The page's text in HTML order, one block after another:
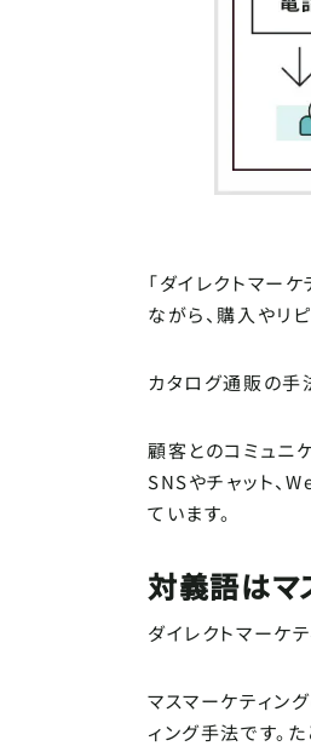
「ダイレクトマー
ながら、購入やリ
カタログ通販の手
顧客とのコミュニ
SNSやチャット、
ています。
対義語はマ
ダイレクトマーケ
マスマーケティン
ィング手法です。